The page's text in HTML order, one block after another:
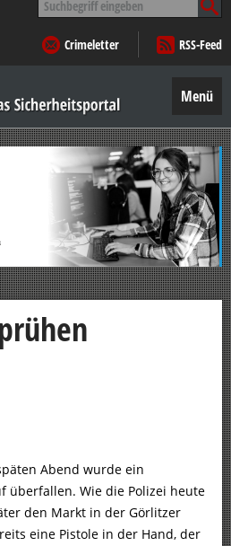
nach:
Crimeletter
RSS-Feed
Menü
Abend wurde ein
überfallen. Wie die Polizei heute
den Markt in der Görlitzer
eine Pistole in der Hand, der